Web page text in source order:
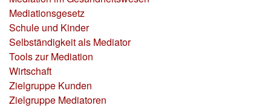
Mediationsgesetz
Schule und Kinder
Selbständigkeit als Mediator
Tools zur Mediation
Wirtschaft
Zielgruppe Kunden
Zielgruppe Mediatoren